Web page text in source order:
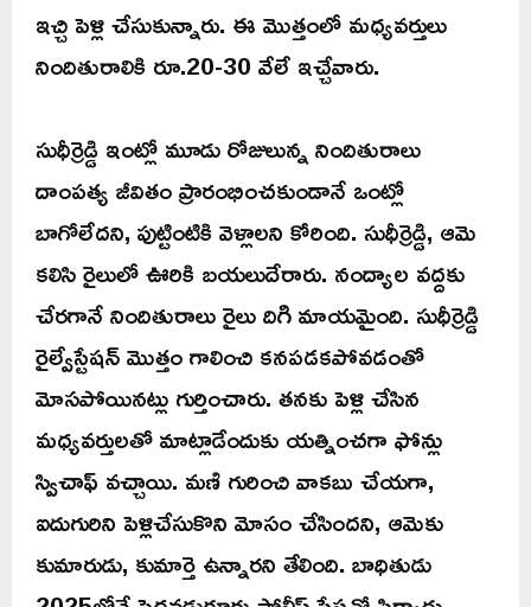
ఇచ్చి పెళ్లి చేసుకున్నారు. ఈ మొత్తంలో మధ్యవర్తులు
నిందితురాలికి రూ.20-30 వేలే ఇచ్చేవారు.
సుధీర్రెడ్డి ఇంట్లో మూడు రోజులున్న నిందితురాలు
దాంపత్య జీవితం ప్రారంభించకుండానే ఒంట్లో
బాగోలేదని, పుట్టింటికి వెళ్లాలని కోరింది. సుధీర్రెడ్డి, ఆమె
కలిసి రైలులో ఊరికి బయలుదేరారు. నంద్యాల వద్దకు
చేరగానే నిందితురాలు రైలు దిగి మాయమైంది. సుధీర్రెడ్డి
రైల్వేస్టేషన్ మొత్తం గాలించి కనపడకపోవడంతో
మోసపోయినట్లు గుర్తించారు. తనకు పెళ్లి చేసిన
మధ్యవర్తులతో మాట్లాడేందుకు యత్నించగా ఫోన్లు
స్విచాఫ్ వచ్చాయి. మణి గురించి వాకబు చేయగా,
ఐదుగురిని పెళ్లిచేసుకొని మోసం చేసిందని, ఆమెకు
కుమారుడు, కుమార్తె ఉన్నారని తేలింది. బాధితుడు